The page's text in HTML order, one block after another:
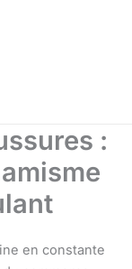
:
en constante